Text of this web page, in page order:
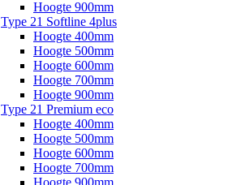
Hoogte 900mm
Type 21 Softline 4plus
Hoogte 400mm
Hoogte 500mm
Hoogte 600mm
Hoogte 700mm
Hoogte 900mm
Type 21 Premium eco
Hoogte 400mm
Hoogte 500mm
Hoogte 600mm
Hoogte 700mm
Hoogte 900mm